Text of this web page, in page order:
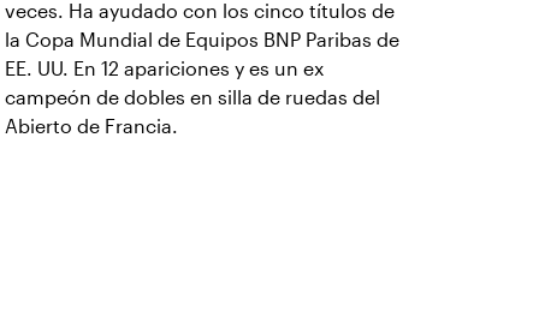
veces. Ha ayudado con los cinco títulos de
la Copa Mundial de Equipos BNP Paribas de
EE. UU. En 12 apariciones y es un ex
campeón de dobles en silla de ruedas del
Abierto de Francia.